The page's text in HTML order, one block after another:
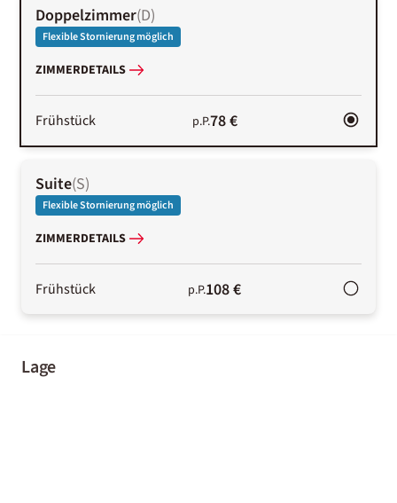
Doppelzimmer(D)
Flexible Stornierung möglich
ZIMMERDETAILS
Frühstück p.P.78 €
Suite(S)
Flexible Stornierung möglich
ZIMMERDETAILS
Frühstück p.P.108 €
Lage